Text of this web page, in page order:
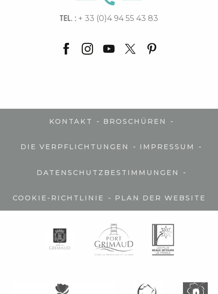
TEL. : + 33 (0)4 94 55 43 83
KONTAKT - BROSCHÜREN -
DIE VERPFLICHTUNGEN - IMPRESSUM -
DATENSCHUTZBESTIMMUNGEN -
COOKIE-RICHTLINIE - PLAN DER WEBSITE